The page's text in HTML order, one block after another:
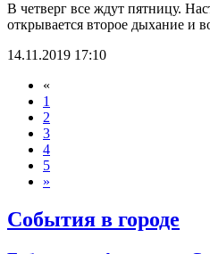
В четверг все ждут пятницу.
открывается второе дыхание и
14.11.2019 17:10
«
1
2
3
4
5
»
События в городе